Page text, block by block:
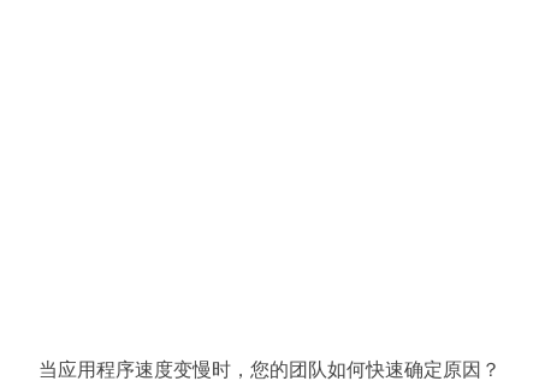
当应用程序速度变慢时，您的团队如何快速确定原因？